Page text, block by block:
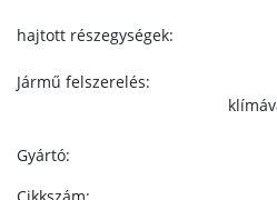
hajtott részegységek:
Jármű felszerelés:
Gyártó: